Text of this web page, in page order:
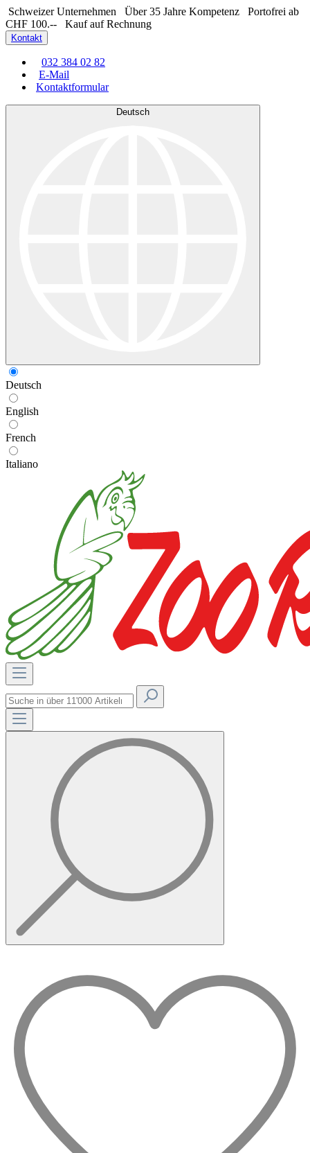
Schweizer Unternehmen Über 35 Jahre Kompetenz
Portofrei ab
CHF 100.--
Kauf auf Rechnung
Kontakt
032 384 02 82
E-Mail
Kontaktformular
Deutsch
Deutsch
English
French
Italiano